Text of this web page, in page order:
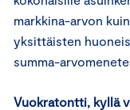
markkina-arvon
yksittäisten
summa-
Vuokratontti, kyllä